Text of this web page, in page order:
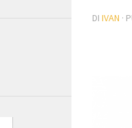
DI IVAN ·